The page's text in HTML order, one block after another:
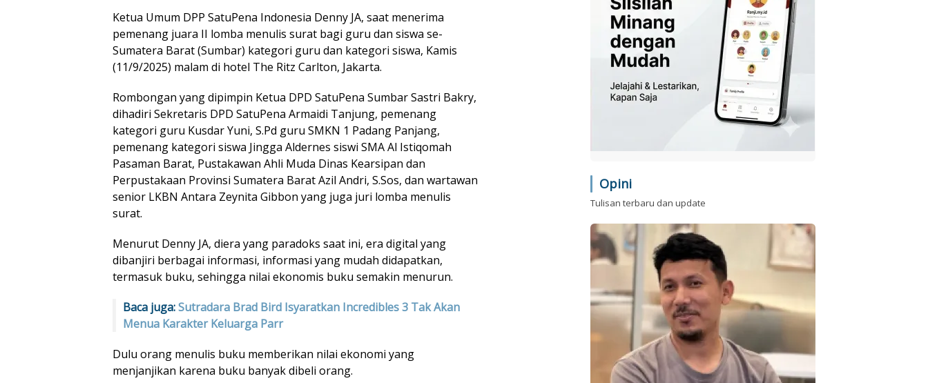
Ketua Umum DPP SatuPena Indonesia Denny JA, saat menerima
pemenang juara II lomba menulis surat bagi guru dan siswa se-
Sumatera Barat (Sumbar) kategori guru dan kategori siswa, Kamis
(11/9/2025) malam di hotel The Ritz Carlton, Jakarta.
Rombongan yang dipimpin Ketua DPD SatuPena Sumbar Sastri Bakry,
dihadiri Sekretaris DPD SatuPena Armaidi Tanjung, pemenang
kategori guru Kusdar Yuni, S.Pd guru SMKN 1 Padang Panjang,
pemenang kategori siswa Jingga Aldernes siswi SMA Al Istiqomah
Pasaman Barat, Pustakawan Ahli Muda Dinas Kearsipan dan
Perpustakaan Provinsi Sumatera Barat Azil Andri, S.Sos, dan wartawan
senior LKBN Antara Zeynita Gibbon yang juga juri lomba menulis
surat.
Menurut Denny JA, diera yang paradoks saat ini, era digital yang
dibanjiri berbagai informasi, informasi yang mudah didapatkan,
termasuk buku, sehingga nilai ekonomis buku semakin menurun.
Baca juga:Sutradara Brad Bird Isyaratkan Incredibles 3 Tak Akan
Menua Karakter Keluarga Parr
Dulu orang menulis buku memberikan nilai ekonomi yang
menjanjikan karena buku banyak dibeli orang.
Opini
Tulisan terbaru dan update